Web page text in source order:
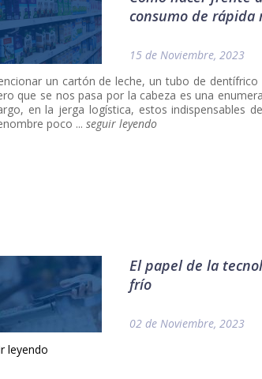
consumo de rápida
15 de Noviembre, 2023
un cartón de leche, un tubo de
que se nos pasa por la cabeza es una
en la jerga logística, estos indispensables
poco ... seguir leyendo
El papel de la
frío
02 de Noviembre, 2023
leyendo